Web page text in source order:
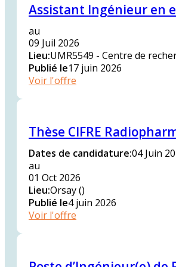
Assistant Ingénieur en
au
09 Juil 2026
Lieu:UMR5549 - Centre de
Publié le17 juin 2026
Voir l'offre
Thèse CIFRE
Dates de candidature:04 Juin
au
01 Oct 2026
Lieu:Orsay ()
Publié le4 juin 2026
Voir l'offre